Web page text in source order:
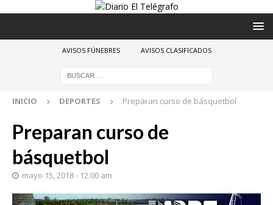
AVISOS FÚNEBRES AVISOS CLASIFICADOS
INICIO DEPORTES Preparan curso de básquetbol
Preparan curso de
básquetbol
mayo 15, 2018 - 12:00 am